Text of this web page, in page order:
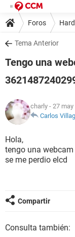
Foros
Tema Anterior
Tengo una
charly - 27
Carlos
Hola,
tengo una
se me perdio elcd
Compartir
Consulta también: